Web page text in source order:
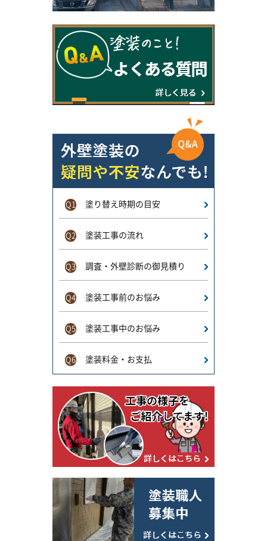
Q1 塗り替え時期の目安
Q2 塗装工事の流れ
Q3 調査・外壁診断の御見積り
Q4 塗装工事前のお悩み
Q5 塗装工事中のお悩み
Q6 塗装料金・お支払